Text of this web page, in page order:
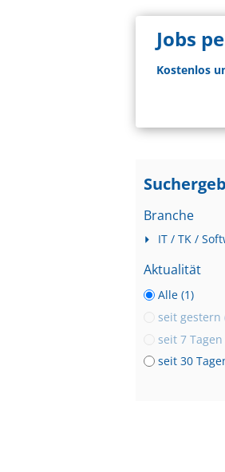
Jobs
Kostenlos
Branche
IT / TK /
Aktualität
Alle (1)
seit gestern
seit 7 Tagen
seit 30